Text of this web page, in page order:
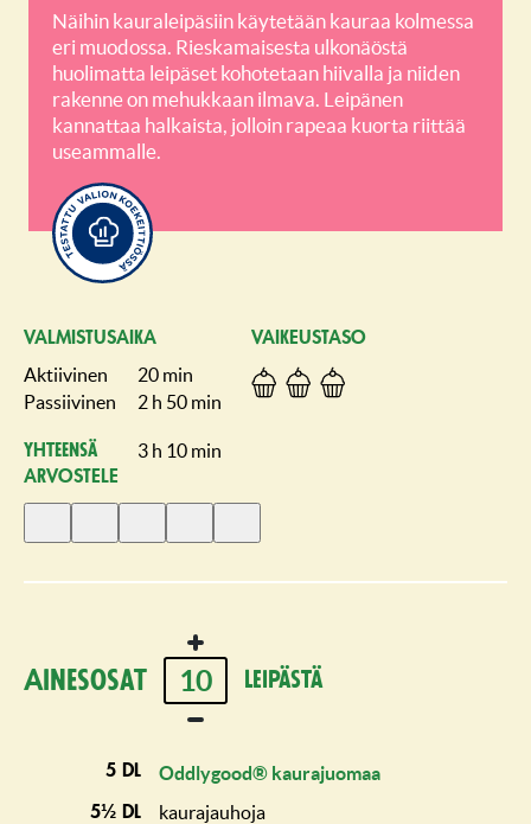
Näihin kauraleipäsiin käytetään kauraa kolmessa
eri muodossa. Rieskamaisesta ulkonäöstä
huolimatta leipäset kohotetaan hiivalla ja niiden
rakenne on mehukkaan ilmava. Leipänen
kannattaa halkaista, jolloin rapeaa kuorta riittää
useammalle.
VALMISTUSAIKA
Aktiivinen
20 min
Passiivinen
2 h 50 min
Yhteensä 3 h 10 min
VAIKEUSTASO
ARVOSTELE
Ainesosat 10 leipästä
5 dl Oddlygood® kaurajuomaa
5½ dl kaurajauhoja